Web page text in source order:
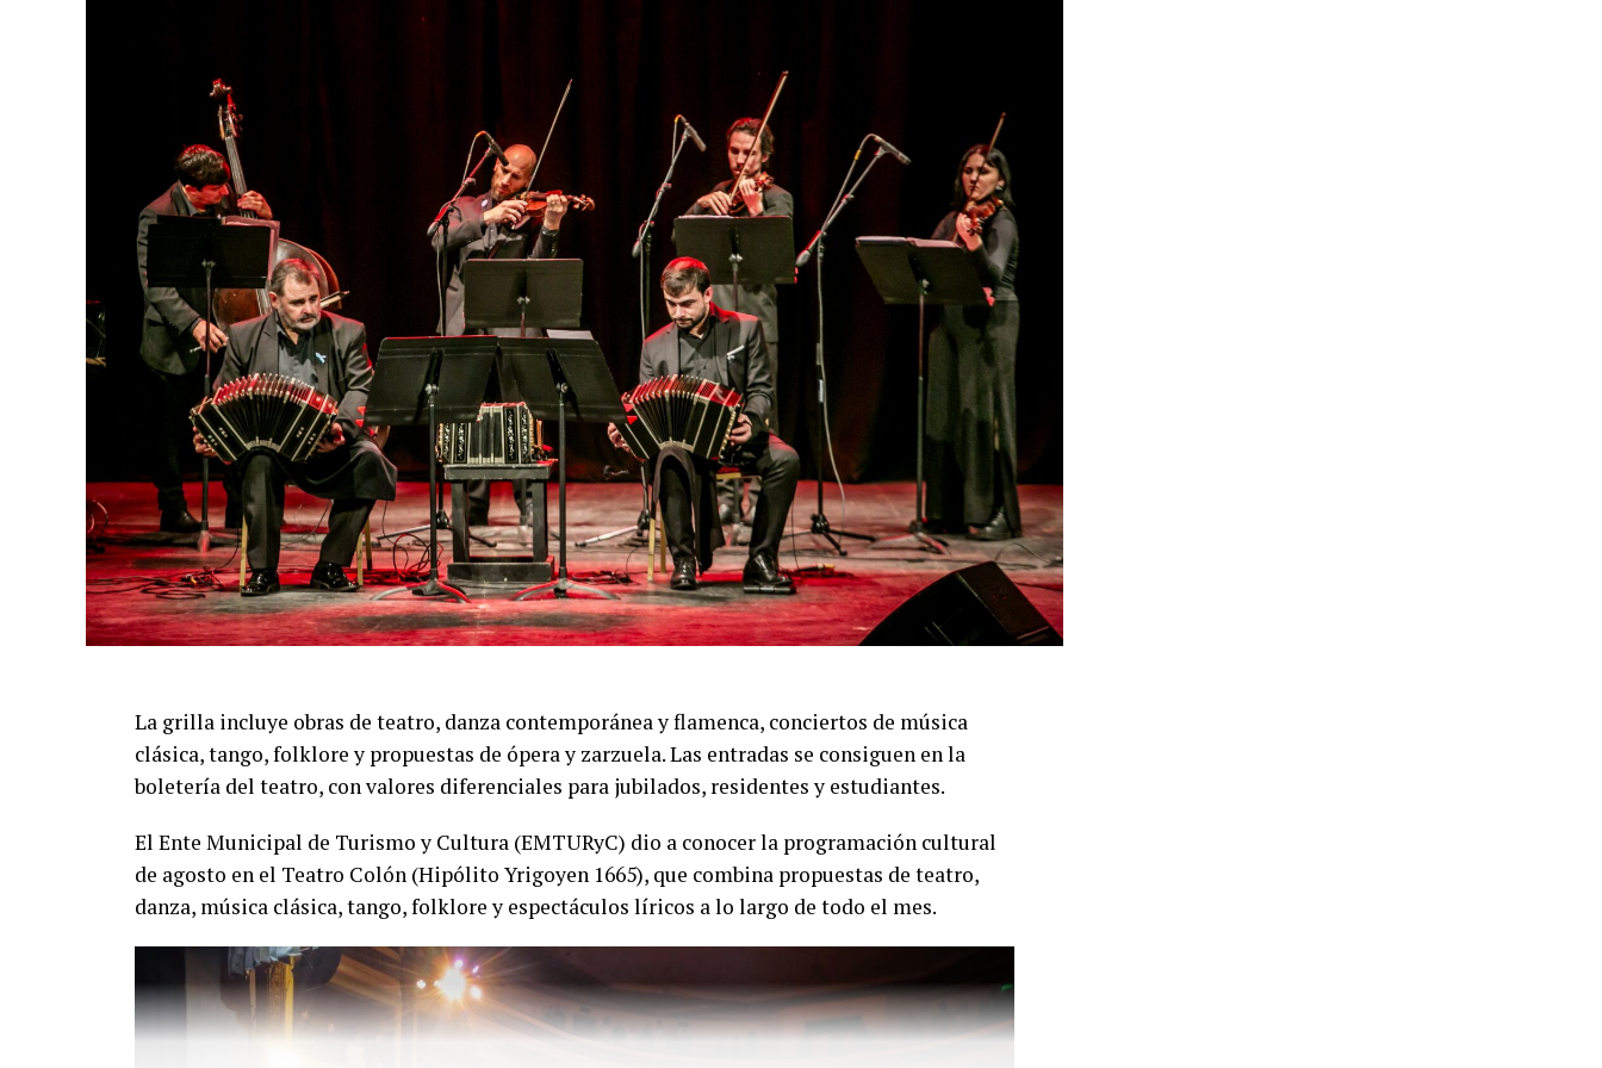
tengan ganas de volver, porque cada presentación renueva la experiencia. Detrás de cada
público", expresa Emmanuel Marín.
Con más de 20 años de trayectoria, Tango Furia fue distinguida con los Premios Estrella de
Mar 2024 y 2026 como Mejor Espectáculo de Danza y con el Premio Faro de Oro 2024. Además,
Emmanuel Marín y Lola Gutiérrez Rey obtuvieron el subcampeonato en el Mundial de Tango
de Buenos Aires.
La compañía también llevó su espectáculo al exterior tras participar del Festival Mood
Indigo, en India, y realizar una gira por Europa. Además, recibió la Declaración de Interés
Cultural como Embajadores Turísticos, otorgada por el EMTURyC, y la
distinción Identidades Marplatenses por su aporte a la cultura local.
La función del domingo 16 de agosto será una nueva oportunidad para disfrutar de una
producción íntegramente marplatense, integrada por Lola Gutiérrez Rey, Olivia Gutiérrez
Rey, Lourdes Posse, Candela Rugo, Luana Villar, Milagros Mauti, Joaquín Zini, Ignacio
Chazarreta, Gabriel Turtur, Cristian Sarandon y Maximiliano Soria, con asistencia técnica y
Una propuesta que combina precisión, emoción y una cuidada puesta escénica, capaz de
sorprender tanto a quienes siguen el tango desde siempre como a quienes se acercan por
La grilla incluye obras de teatro, danza contemporánea y flamenca, conciertos de música
clásica, tango, folklore y propuestas de ópera y zarzuela. Las entradas se consiguen en la
boletería del teatro, con valores diferenciales para jubilados, residentes y estudiantes.
El Ente Municipal de Turismo y Cultura (EMTURyC) dio a conocer la programación cultural
de agosto en el Teatro Colón (Hipólito Yrigoyen 1665), que combina propuestas de teatro,
danza, música clásica, tango, folklore y espectáculos líricos a lo largo de todo el mes.